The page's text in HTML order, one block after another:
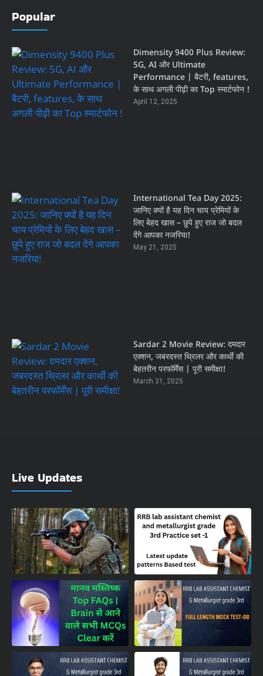
Popular
Dimensity 9400 Plus Review:
5G, AI और Ultimate
Performance | बैटरी, features,
के साथ अगली पीढ़ी का Top स्मार्टफोन !
April 12, 2025
International Tea Day 2025:
जानिए क्यों है यह दिन चाय प्रेमियों के
लिए बेहद खास – छुपे हुए राज जो बदल
देंगे आपका नजरिया!
May 21, 2025
Sardar 2 Movie Review: दमदार
एक्शन, जबरदस्त थ्रिलर और कार्थी की
बेहतरीन परफॉर्मेंस | पूरी समीक्षा!
March 31, 2025
Live Updates